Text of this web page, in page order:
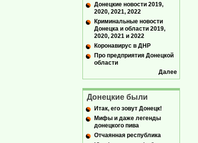
Донецкие новости 2019,
2020, 2021, 2022
Криминальные новости
Донецка и области 2019,
2020, 2021 и 2022
Коронавирус в ДНР
Про предприятия Донецкой
области
Далее
Донецкие были
Итак, его зовут Донецк!
Мифы и даже легенды
донецкого пива
Отчаянная республика